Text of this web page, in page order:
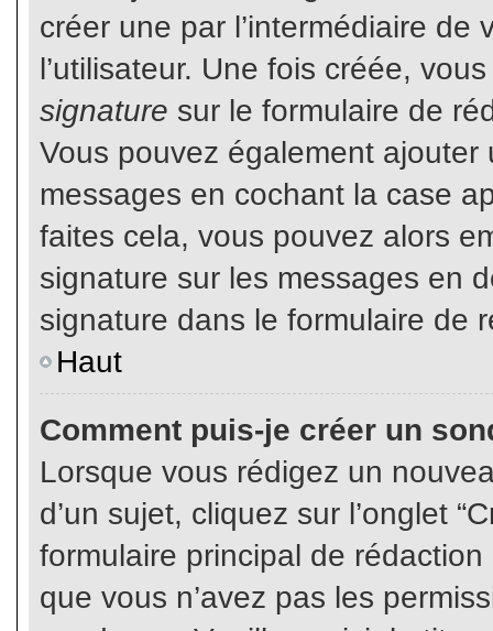
créer une par l’intermédiaire
l’utilisateur. Une fois créée,
signature sur le formulaire de
Vous pouvez également
messages en cochant la case
faites cela, vous pouvez alors
signature sur les messages en
signature dans le formulaire de
Haut
Comment puis-je créer un
Lorsque vous rédigez un
d’un sujet, cliquez sur l’onglet
formulaire principal de
que vous n’avez pas les